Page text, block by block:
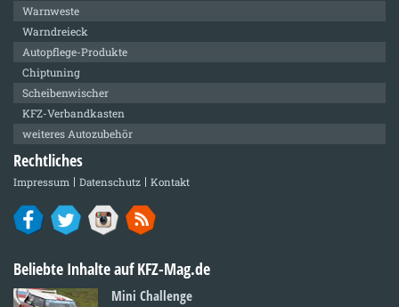
Warnweste
Warndreieck
Autopflege-Produkte
Chiptuning
Scheibenwischer
KFZ-Verbandkasten
weiteres Autozubehör
Rechtliches
Impressum Datenschutz Kontakt
Beliebte Inhalte auf KFZ-Mag.de
Mini Challenge